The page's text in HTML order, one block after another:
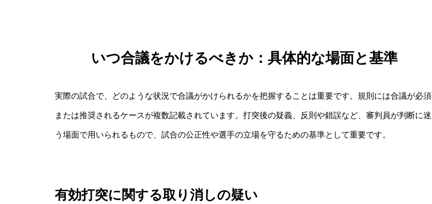
いつ合議をかけるべきか：具体的な場面と基準
実際の試合で、どのような状況で合議がかけられるかを把握することは重要です。規則には合議が必須
または推奨されるケースが複数記載されています。打突後の疑義、反則や錯誤など、審判員が判断に迷
う場面で用いられるもので、試合の公正性や選手の立場を守るための基準として重要です。
有効打突に関する取り消しの疑い